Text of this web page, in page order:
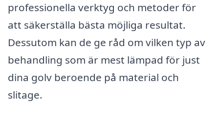
professionella verktyg och metoder för
att säkerställa bästa möjliga resultat.
Dessutom kan de ge råd om vilken typ av
behandling som är mest lämpad för just
dina golv beroende på material och
slitage.